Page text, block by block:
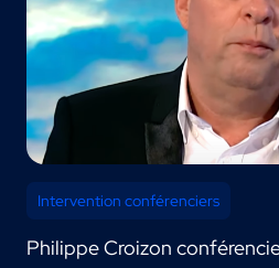
Intervention conférenciers
Philippe Croizon